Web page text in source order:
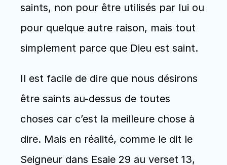
saints, non pour être utilisés par lui ou
pour quelque autre raison, mais tout
simplement parce que Dieu est saint.
Il est facile de dire que nous désirons
être saints au-dessus de toutes
choses car c’est la meilleure chose à
dire. Mais en réalité, comme le dit le
Seigneur dans Esaie 29 au verset 13,